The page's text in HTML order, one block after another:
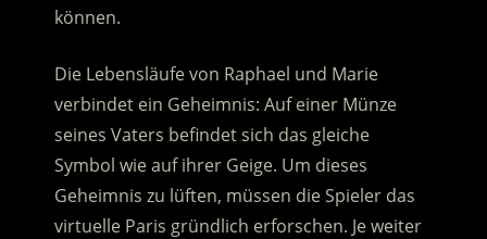
können.
Die Lebensläufe von Raphael und Marie
verbindet ein Geheimnis: Auf einer Münze
seines Vaters befindet sich das gleiche
Symbol wie auf ihrer Geige. Um dieses
Geheimnis zu lüften, müssen die Spieler das
virtuelle Paris gründlich erforschen. Je weiter